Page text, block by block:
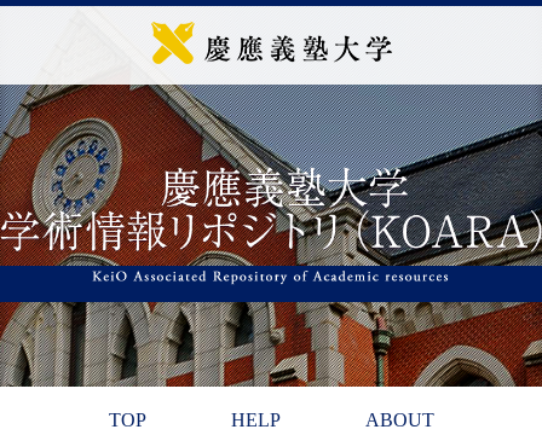
TOP HELP ABOUT